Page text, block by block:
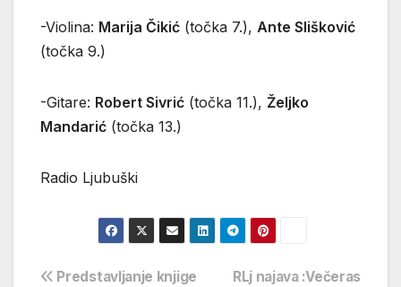
-Violina: Marija Čikić (točka 7.), Ante Slišković
(točka 9.)
-Gitare: Robert Sivrić (točka 11.), Željko
Mandarić (točka 13.)
Radio Ljubuški
RLj najava :Večeras
Predstavljanje knjige